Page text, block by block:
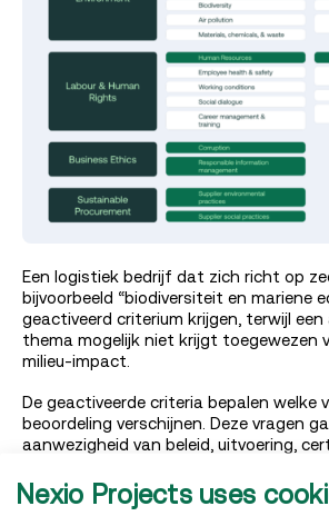
Een logistiek bedrijf dat zich richt op
bijvoorbeeld “biodiversiteit en mariene
geactiveerd criterium krijgen, terwijl een
thema mogelijk niet krijgt toegewezen
milieu-impact.
De geactiveerde criteria bepalen welke
beoordeling verschijnen. Deze vragen
aanwezigheid van beleid, uitvoering,
AI-monitoring).
Nexio Projects uses